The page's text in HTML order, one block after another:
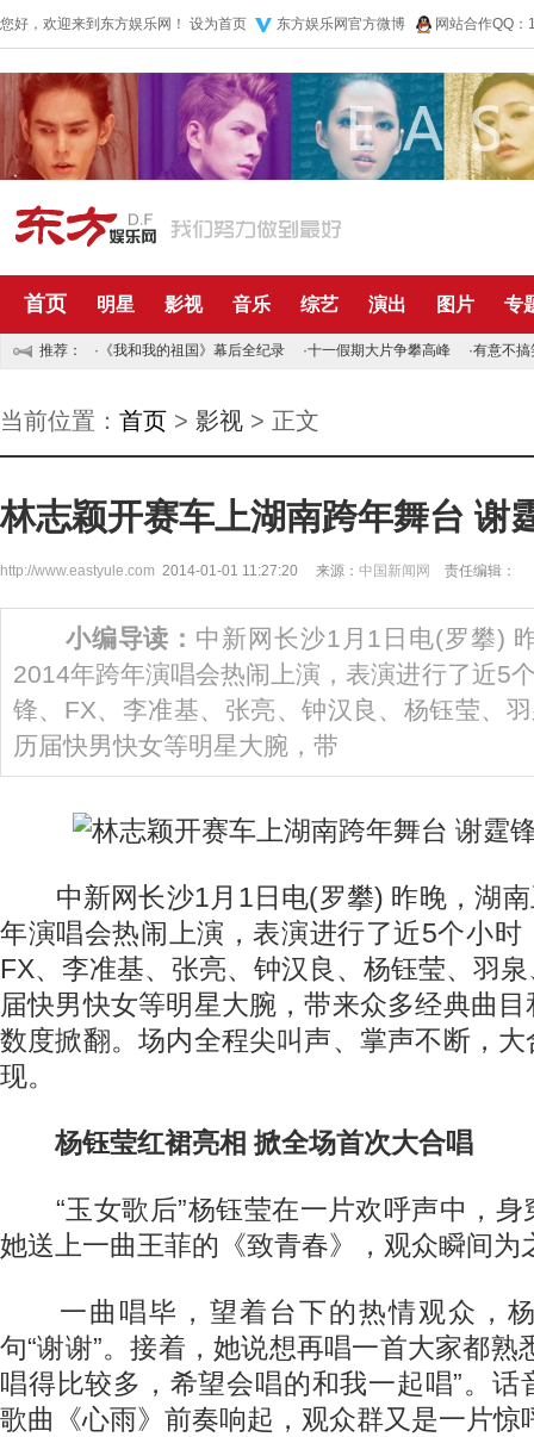
您好，欢迎来到东方娱乐网！ 设为首页 东方娱乐网官方微博 网站合作QQ
首页 明星 影视 音乐 综艺 演出 图片 专
推荐： · 《我和我的祖国》幕后全纪录 ·十一假期大片争攀高峰 ·有意不搞
当前位置： 首页 > 影视 > 正文
林志颖开赛车上湖南跨年舞台 谢
http://www.eastyule.com 2014-01-01 11:27:20 来源： 中国新闻网 责任编辑：
小编导读： 中新网长沙1月1日电(罗攀)
2014年跨年演唱会热闹上演，表演进行了近5
锋、FX、李准基、张亮、钟汉良、杨钰莹、
历届快男快女等明星大腕，带
中新网长沙1月1日电(罗攀) 昨晚，湖南
年演唱会热闹上演，表演进行了近5个小时
FX、李准基、张亮、钟汉良、杨钰莹、羽
届快男快女等明星大腕，带来众多经典曲
数度掀翻。场内全程尖叫声、掌声不断，
现。
杨钰莹红裙亮相 掀全场首次大合唱
“玉女歌后”杨钰莹在一片欢呼声中，身
她送上一曲王菲的《致青春》，观众瞬间为
一曲唱毕，望着台下的热情观众，杨
句“谢谢”。接着，她说想再唱一首大家都熟
唱得比较多，希望会唱的和我一起唱”。话
歌曲《心雨》前奏响起，观众群又是一片惊